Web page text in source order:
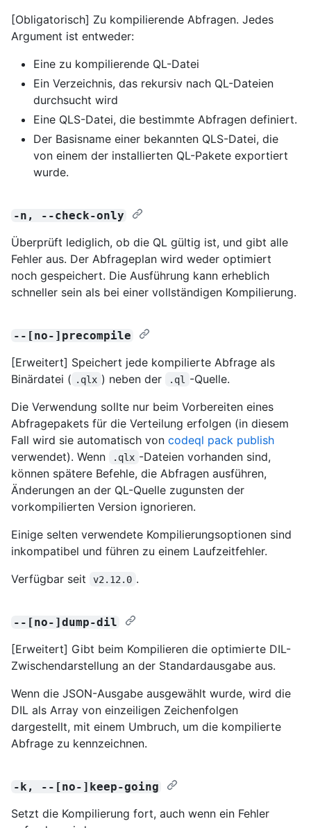
[Obligatorisch] Zu kompilierende Abfragen. Jedes
Argument ist entweder:
Eine zu kompilierende QL-Datei
Ein Verzeichnis, das rekursiv nach QL-Dateien
durchsucht wird
Eine QLS-Datei, die bestimmte Abfragen definiert.
Der Basisname einer bekannten QLS-Datei, die
von einem der installierten QL-Pakete exportiert
wurde.
-n, --check-only
Überprüft lediglich, ob die QL gültig ist, und gibt alle
Fehler aus. Der Abfrageplan wird weder optimiert
noch gespeichert. Die Ausführung kann erheblich
schneller sein als bei einer vollständigen Kompilierung.
--[no-]precompile
[Erweitert] Speichert jede kompilierte Abfrage als
Binärdatei ( .qlx ) neben der .ql
-Quelle.
Die Verwendung sollte nur beim Vorbereiten eines
Abfragepakets für die Verteilung erfolgen (in diesem
Fall wird sie automatisch von codeql pack publish
verwendet). Wenn
.qlx -Dateien vorhanden sind,
können spätere Befehle, die Abfragen ausführen,
Änderungen an der QL-Quelle zugunsten der
vorkompilierten Version ignorieren.
Einige selten verwendete Kompilierungsoptionen sind
inkompatibel und führen zu einem Laufzeitfehler.
Verfügbar seit
v2.12.0 .
--[no-]dump-dil
[Erweitert] Gibt beim Kompilieren die optimierte DIL-
Zwischendarstellung an der Standardausgabe aus.
Wenn die JSON-Ausgabe ausgewählt wurde, wird die
DIL als Array von einzeiligen Zeichenfolgen
dargestellt, mit einem Umbruch, um die kompilierte
Abfrage zu kennzeichnen.
-k, --[no-]keep-going
Setzt die Kompilierung fort, auch wenn ein Fehler